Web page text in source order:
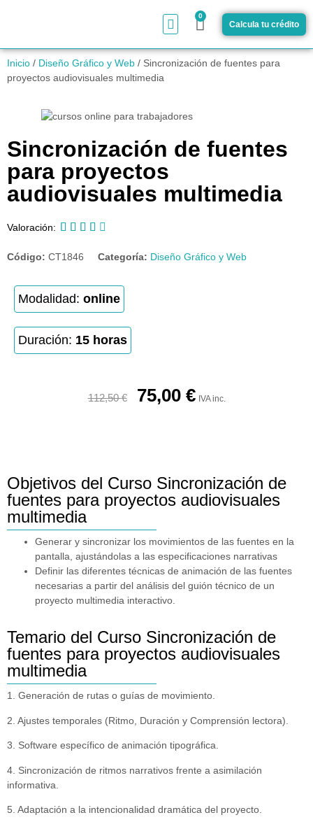
0
Calcula tu crédito
Inicio / Diseño Gráfico y Web / Sincronización de fuentes para
proyectos audiovisuales multimedia
Sincronización de fuentes
para proyectos
audiovisuales multimedia
Valoración:     
Código: CT1846 Categoría: Diseño Gráfico y Web
Modalidad: online
Duración: 15 horas
112,50€ 75,00 € IVA inc.
Objetivos del Curso Sincronización de
fuentes para proyectos audiovisuales
multimedia
Generar y sincronizar los movimientos de las fuentes en la
pantalla, ajustándolas a las especificaciones narrativas
Definir las diferentes técnicas de animación de las fuentes
necesarias a partir del análisis del guión técnico de un
proyecto multimedia interactivo.
Temario del Curso Sincronización de
fuentes para proyectos audiovisuales
multimedia
1. Generación de rutas o guías de movimiento.
2. Ajustes temporales (Ritmo, Duración y Comprensión lectora).
3. Software específico de animación tipográfica.
4. Sincronización de ritmos narrativos frente a asimilación
informativa.
5. Adaptación a la intencionalidad dramática del proyecto.